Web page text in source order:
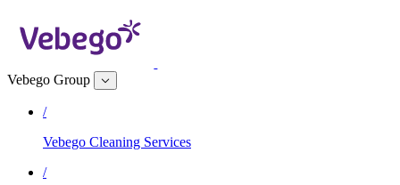
Vebego Group
/
Vebego Cleaning Services
/